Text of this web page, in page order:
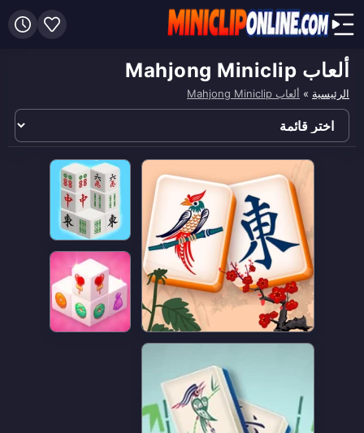
ألعاب Mahjong Miniclip
الرئيسية » ألعاب Mahjong Miniclip
اختر
قائمة